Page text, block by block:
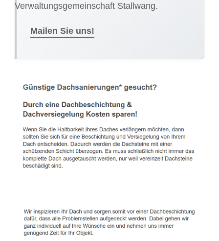
Verwaltungsgemeinschaft Stallwang.
Mailen Sie uns!